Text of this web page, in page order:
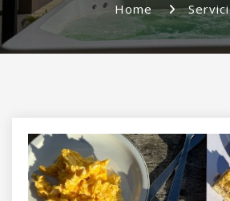
Home